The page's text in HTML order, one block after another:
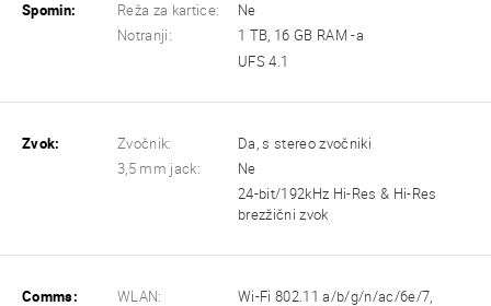
Spomin: Reža za kartice:
Ne
Notranji:
1 TB, 16 GB RAM -a
UFS 4.1
Zvok: Zvočnik:
Da, s stereo zvočniki
3,5 mm jack:
Ne
24-bit/192kHz Hi-Res & Hi-Res
brezžični zvok
Comms: WLAN:
Wi-Fi 802.11 a/b/g/n/ac/6e/7,